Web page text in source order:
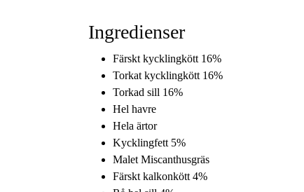
Ingredienser
Färskt kycklingkött 16%
Torkat kycklingkött 16%
Torkad sill 16%
Hel havre
Hela ärtor
Kycklingfett 5%
Malet Miscanthusgräs
Färskt kalkonkött 4%